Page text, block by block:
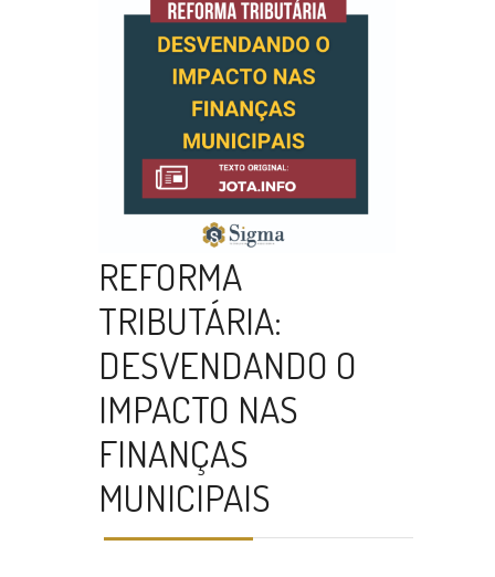
REFORMA
TRIBUTÁRIA:
DESVENDANDO O
IMPACTO NAS
FINANÇAS
MUNICIPAIS